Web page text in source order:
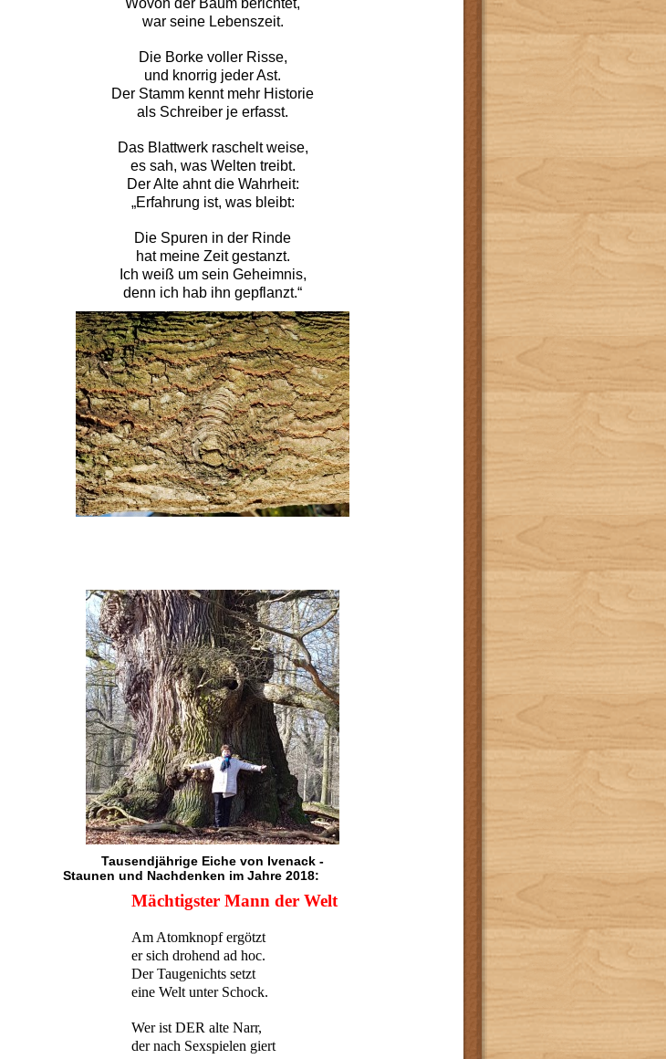
war seine Lebenszeit.
Die Borke voller Risse,
und knorrig jeder Ast.
Der Stamm kennt mehr Historie
als Schreiber je erfasst.
Das Blattwerk raschelt weise,
es sah, was Welten treibt.
Der Alte ahnt die Wahrheit:
„Erfahrung ist, was bleibt:
Die Spuren in der Rinde
hat meine Zeit gestanzt.
Ich weiß um sein Geheimnis,
denn ich hab ihn gepflanzt.“
Tausendjährige Eiche von Ivenack -
Staunen und Nachdenken im Jahre 2018:
Mächtigster Mann der Welt
Am Atomknopf ergötzt
er sich drohend ad hoc.
Der Taugenichts setzt
eine Welt unter Schock.
Wer ist DER alte Narr,
der nach Sexspielen giert